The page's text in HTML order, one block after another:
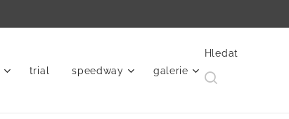
trial speedway galerie
Hledat